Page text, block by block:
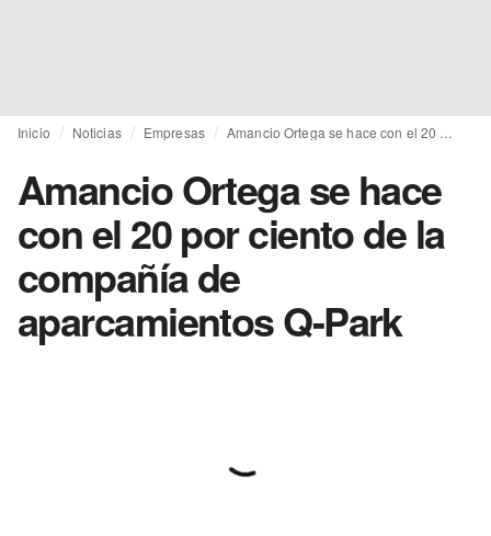
Inicio Noticias Empresas
Amancio Ortega se hace
con el 20 por ciento de la
compañía de
aparcamientos Q-Park